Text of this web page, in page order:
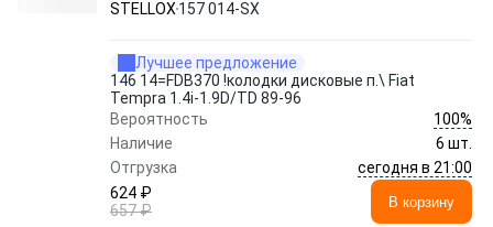
STELLOX 157 014-SX
Лучшее предложение
146 14=FDB370 !колодки дисковые п.\ Fiat
Tempra 1.4i-1.9D/TD 89-96
Вероятность
100%
Наличие
6 шт.
Отгрузка
сегодня в 21:00
624 ₽
657 ₽
В корзину